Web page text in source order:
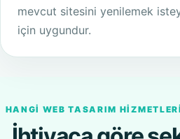
mevcut sitesini yenilemek
için uygundur.
HANGI WEB TASARIM